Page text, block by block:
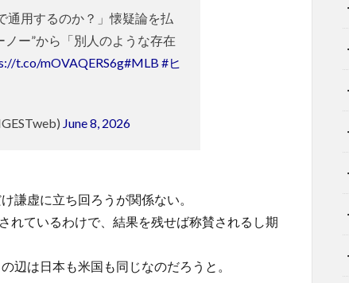
通用するのか？」懐疑論を払
ノー”から「別人のような存在
t.co/mOVAQERS6g#MLB #ヒ
June 8, 2026
謙虚に立ち回ろうが関係ない。
れているわけで、結果を残せば称賛されるし期
辺は日本も米国も同じなのだろうと。